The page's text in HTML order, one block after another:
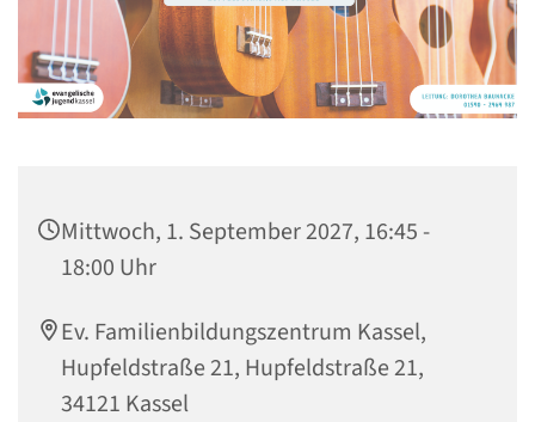
Mittwoch, 1. September 2027, 16:45 -
18:00 Uhr
Ev. Familienbildungszentrum Kassel,
Hupfeldstraße 21, Hupfeldstraße 21,
34121 Kassel